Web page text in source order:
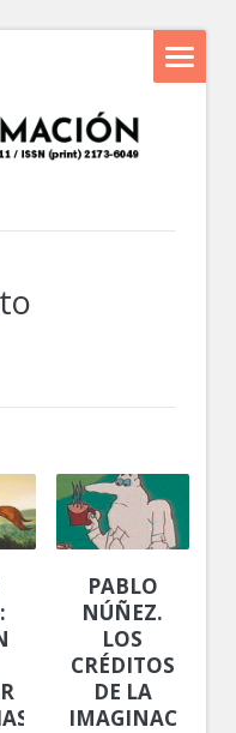
PABLO
NÚÑEZ.
LOS
CRÉDITOS
DE LA
IMAGINACIÓN